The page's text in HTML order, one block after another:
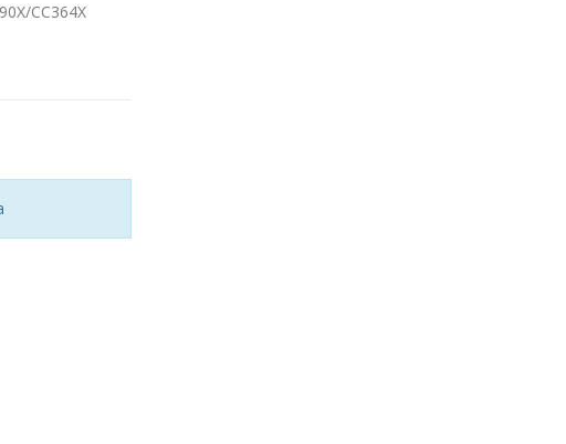
CC364X